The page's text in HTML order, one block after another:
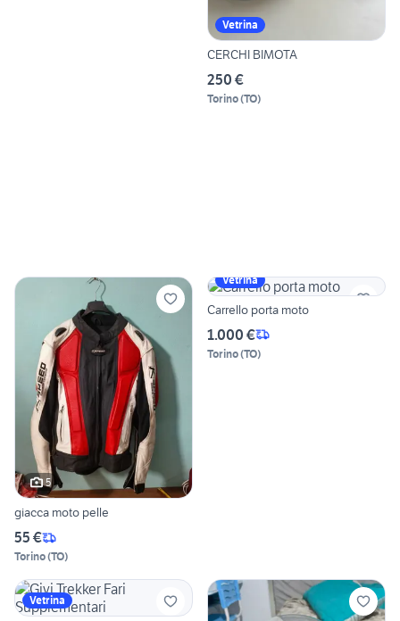
Vetrina
CERCHI BIMOTA
250 €
Torino(TO)
5
giacca moto pelle
55 €
Torino(TO)
Vetrina
Carrello porta moto
1.000 €
Torino(TO)
Vetrina